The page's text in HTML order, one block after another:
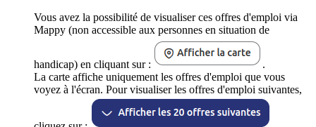
Vous avez la possibilité de visualiser ces offres d'emploi via
Mappy (non accessible aux personnes en situation de
handicap) en cliquant sur :
.
La carte affiche uniquement les offres d'emploi que vous
voyez à l'écran. Pour visualiser les offres d'emploi suivantes,